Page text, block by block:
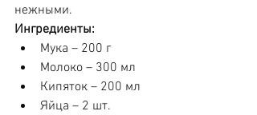
нежными.
Ингредиенты:
Мука – 200 г
Молоко – 300 мл
Кипяток – 200 мл
Яйца – 2 шт.